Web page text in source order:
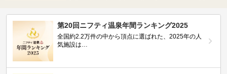
第20回ニフティ温泉年間ランキング2025
全国約2.2万件の中から頂点に選ばれた、2025年の人
気施設は…